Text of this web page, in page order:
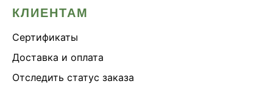
КЛИЕНТАМ
Сертификаты
Доставка и оплата
Отследить статус заказа